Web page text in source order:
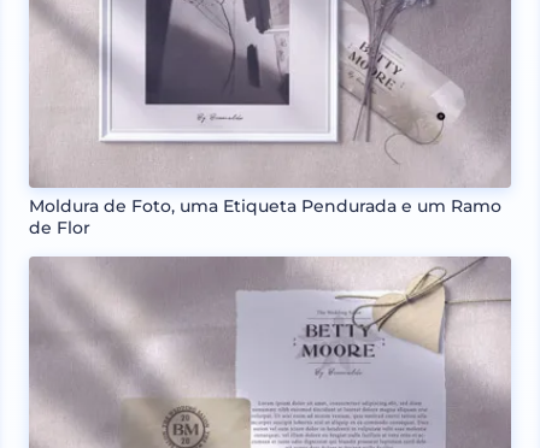
Moldura de Foto, uma Etiqueta Pendurada e um Ramo
de Flor